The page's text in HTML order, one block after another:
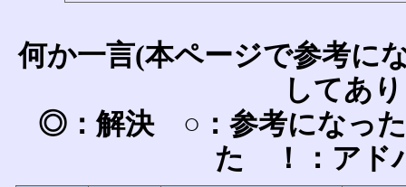
何か一言(本ページで参考に
してあ
◎：解決 ○：参考になっ
た ！：アド